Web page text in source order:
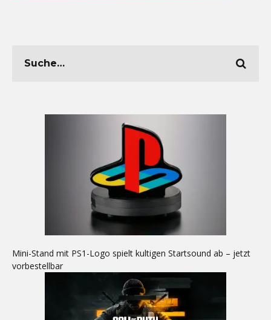
Mini-Stand mit PS1-Logo spielt kultigen Startsound ab – jetzt
vorbestellbar